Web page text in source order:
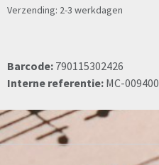
Verzending: 2-3 werkdagen
Barcode: 790115302426
Interne referentie: MC-009400